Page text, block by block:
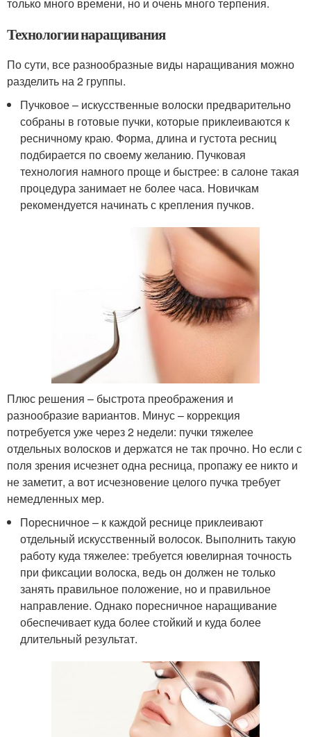
Технологии наращивания
По сути, все разнообразные виды наращивания можно
разделить на 2 группы.
Пучковое – искусственные волоски предварительно
собраны в готовые пучки, которые приклеиваются к
ресничному краю. Форма, длина и густота ресниц
подбирается по своему желанию. Пучковая
технология намного проще и быстрее: в салоне такая
процедура занимает не более часа. Новичкам
рекомендуется начинать с крепления пучков.
Плюс решения – быстрота преображения и
разнообразие вариантов. Минус – коррекция
потребуется уже через 2 недели: пучки тяжелее
отдельных волосков и держатся не так прочно. Но если с
поля зрения исчезнет одна ресница, пропажу ее никто и
не заметит, а вот исчезновение целого пучка требует
немедленных мер.
Поресничное – к каждой реснице приклеивают
отдельный искусственный волосок. Выполнить такую
работу куда тяжелее: требуется ювелирная точность
при фиксации волоска, ведь он должен не только
занять правильное положение, но и правильное
направление. Однако поресничное наращивание
обеспечивает куда более стойкий и куда более
длительный результат.